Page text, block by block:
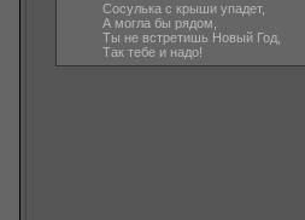
Сосулька с крыши упадет,
А могла бы рядом,
Ты не встретишь Новый Год,
Так тебе и надо!